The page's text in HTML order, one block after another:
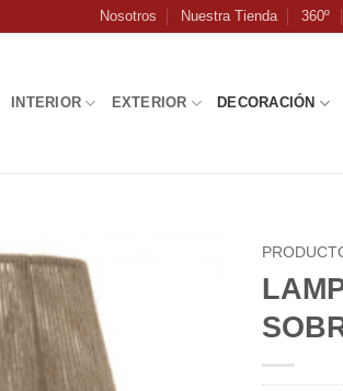
Nosotros Nuestra Tienda 360º
INTERIOR EXTERIOR DECORACIÓN